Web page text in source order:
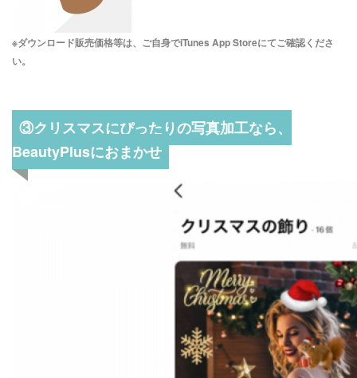
※ダウンロード販売価格等は、ご自身でiTunes App Storeにてご確認くださ
い。
③クリスマスにぴったりの写真加工なら、
BeautyPlusにおまかせ